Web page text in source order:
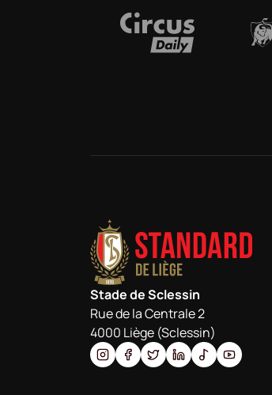
Stade de Sclessin
Rue de la Centrale 2
4000 Liège (Sclessin)